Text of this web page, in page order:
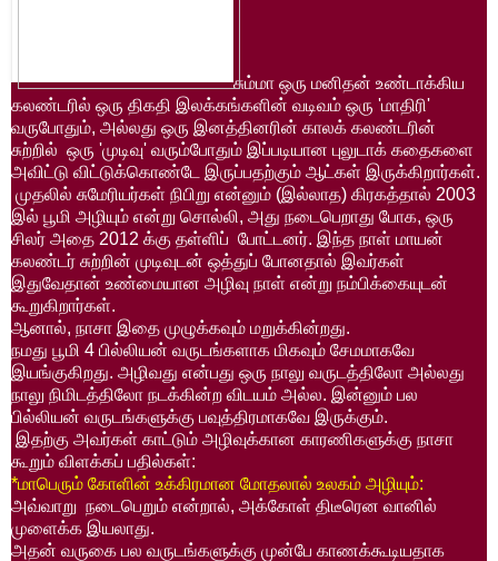
சும்மா ஒரு மனிதன் உண்டாக்கிய
கலண்டரில் ஒரு திகதி இலக்கங்களின் வடிவம் ஒரு 'மாதிரி'
வருபோதும், அல்லது ஒரு இனத்தினரின் காலக் கலண்டரின்
சுற்றில் ஒரு 'முடிவு' வரும்போதும் இப்படியான புலுடாக் கதைகளை
அவிட்டு விட்டுக்கொண்டே இருப்பதற்கும் ஆட்கள் இருக்கிறார்கள்.
முதலில் சுமேரியர்கள் நிபிறு என்னும் (இல்லாத) கிரகத்தால் 2003
இல் பூமி அழியும் என்று சொல்லி, அது நடைபெறாது போக, ஒரு
சிலர் அதை 2012 க்கு தள்ளிப் போட்டனர். இந்த நாள் மாயன்
கலண்டர் சுற்றின் முடிவுடன் ஒத்துப் போனதால் இவர்கள்
இதுவேதான் உண்மையான அழிவு நாள் என்று நம்பிக்கையுடன்
கூறுகிறார்கள்.
ஆனால், நாசா இதை முழுக்கவும் மறுக்கின்றது.
நமது பூமி 4 பில்லியன் வருடங்களாக மிகவும் சேமமாகவே
இயங்குகிறது. அழிவது என்பது ஒரு நாலு வருடத்திலோ அல்லது
நாலு நிமிடத்திலோ நடக்கின்ற விடயம் அல்ல. இன்னும் பல
பில்லியன் வருடங்களுக்கு பவுத்திரமாகவே இருக்கும்.
இதற்கு அவர்கள் காட்டும் அழிவுக்கான காரணிகளுக்கு நாசா
கூறும் விளக்கப் பதில்கள்:
*மாபெரும் கோளின் உக்கிரமான மோதலால் உலகம் அழியும்:
அவ்வாறு நடைபெறும் என்றால், அக்கோள் திடீரென வானில்
முளைக்க இயலாது.
அதன் வருகை பல வருடங்களுக்கு முன்பே காணக்கூடியதாக